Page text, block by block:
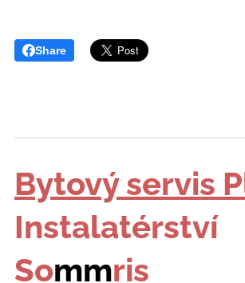
Share
Bytový servis
Instalatérství
Sommris